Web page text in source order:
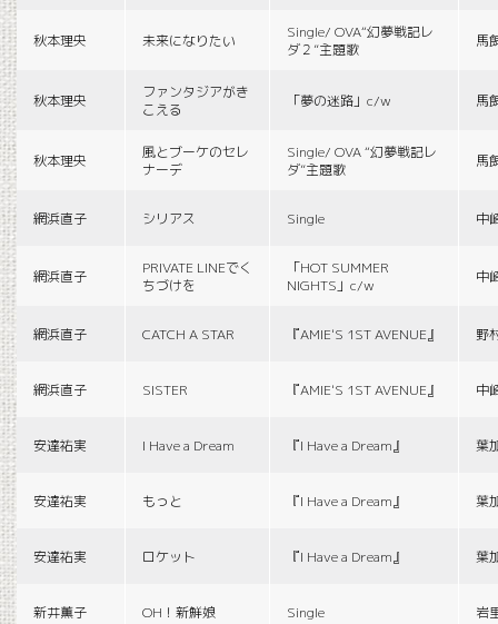
秋本理央 未来になりたい
Single/ OVA“幻夢戦記レ
ダ２”主題歌
馬
秋本理央
ファンタジアがき
こえる
「夢の迷路」c/w 馬
秋本理央
風とブーケのセレ
ナーデ
Single/ OVA “幻夢戦記レ
ダ”主題歌
馬
網浜直子 シリアス Single 中
網浜直子
PRIVATE LINEでく
ちづけを
「HOT SUMMER
NIGHTS」c/w
中
網浜直子 CATCH A STAR 『AMIE'S 1ST AVENUE』 野
網浜直子 SISTER 『AMIE'S 1ST AVENUE』 中
安達祐実 I Have a Dream 『I Have a Dream』 葉
安達祐実 もっと 『I Have a Dream』 葉
安達祐実 ロケット 『I Have a Dream』 葉
新井薫子 OH！新鮮娘 Single 岩